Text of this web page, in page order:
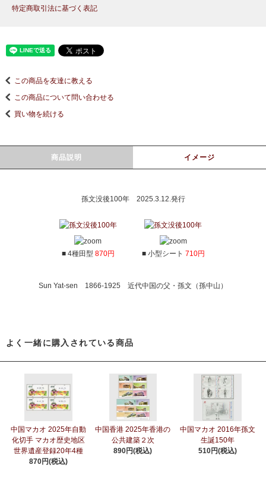
特定商取引法に基づく表記
この商品を友達に教える
この商品について問い合わせる
買い物を続ける
商品説明 イメージ
孫文没後100年 2025.3.12.発行
■ 4種田型 870円 ■ 小型シート 710円
Sun Yat-sen 1866-1925 近代中国の父・孫文（孫中山）
よく一緒に購入されている商品
中国マカオ 2025年自動
化切手 マカオ歴史地区
世界遺産登録20年4種
870円(税込)
中国香港 2025年香港の
公共建築２次
890円(税込)
中国マカオ 2016年孫文
生誕150年
510円(税込)